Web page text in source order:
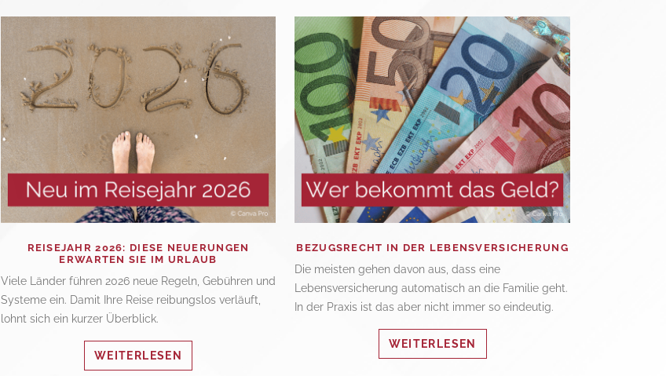
REISEJAHR 2026: DIESE NEUERUNGEN
ERWARTEN SIE IM URLAUB
Viele Länder führen 2026 neue Regeln, Gebühren und
Systeme ein. Damit Ihre Reise reibungslos verläuft,
lohnt sich ein kurzer Überblick.
WEITERLESEN
BEZUGSRECHT IN DER LEBENSVERSICHERUNG
Die meisten gehen davon aus, dass eine
Lebensversicherung automatisch an die Familie geht.
In der Praxis ist das aber nicht immer so eindeutig.
WEITERLESEN